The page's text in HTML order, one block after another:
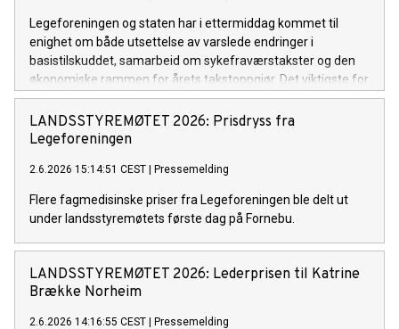
Legeforeningen og staten har i ettermiddag kommet til
enighet om både utsettelse av varslede endringer i
basistilskuddet, samarbeid om sykefraværstakster og den
økonomiske rammen for årets takstoppgjør. Det viktigste for
fastlegene er at de dramatiske endringene i basistilskuddet
fra 1. juli nå settes på vent.
LANDSSTYREMØTET 2026: Prisdryss fra
Legeforeningen
2.6.2026 15:14:51 CEST Pressemelding
Flere fagmedisinske priser fra Legeforeningen ble delt ut
under landsstyremøtets første dag på Fornebu.
LANDSSTYREMØTET 2026: Lederprisen til Katrine
Brække Norheim
2.6.2026 14:16:55 CEST Pressemelding